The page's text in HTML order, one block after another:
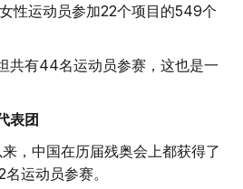
性运动员参加22个项目的549个
共有44名运动员参赛，这也是一
表团
，中国在历届残奥会上都获得了
运动员参赛。